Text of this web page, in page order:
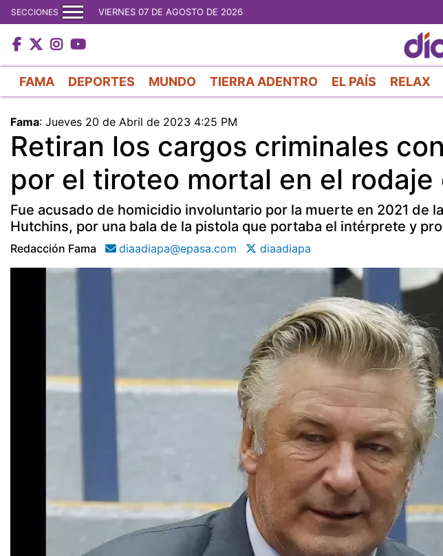
SECCIONES VIERNES 07 DE AGOSTO DE 2026
FAMA DEPORTES MUNDO TIERRA ADENTRO EL PAÍS RELAX
Fama: Jueves 20 de Abril de 2023 4:25 PM
Retiran los cargos criminales
por el tiroteo mortal en el rodaje
Fue acusado de homicidio involuntario por la muerte en 2021 de
Hutchins, por una bala de la pistola que portaba el intérprete y
Redacción Fama diaadiapa@epasa.com diaadiapa